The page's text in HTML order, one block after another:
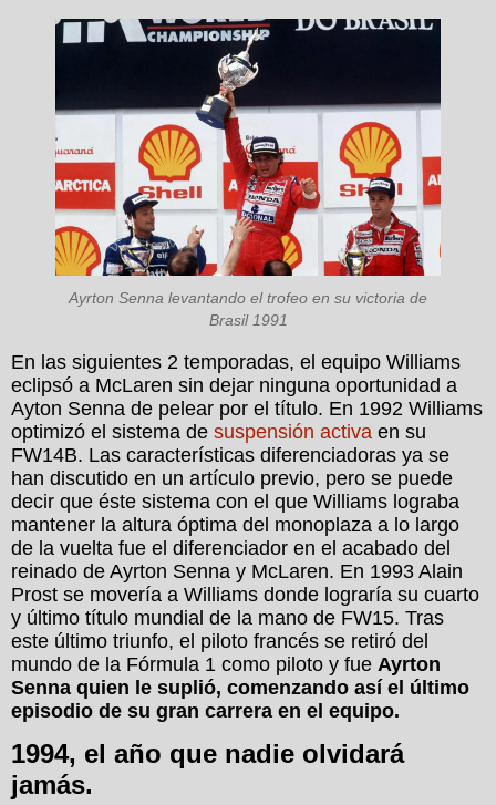
Ayrton Senna levantando el trofeo en su victoria de
Brasil 1991
En las siguientes 2 temporadas, el equipo Williams
eclipsó a McLaren sin dejar ninguna oportunidad a
Ayton Senna de pelear por el título. En 1992 Williams
optimizó el sistema de suspensión activa en su
FW14B. Las características diferenciadoras ya se
han discutido en un artículo previo, pero se puede
decir que éste sistema con el que Williams lograba
mantener la altura óptima del monoplaza a lo largo
de la vuelta fue el diferenciador en el acabado del
reinado de Ayrton Senna y McLaren. En 1993 Alain
Prost se movería a Williams donde lograría su cuarto
y último título mundial de la mano de FW15. Tras
este último triunfo, el piloto francés se retiró del
mundo de la Fórmula 1 como piloto y fue Ayrton
Senna quien le suplió, comenzando así el último
episodio de su gran carrera en el equipo.
1994, el año que nadie olvidará
jamás.